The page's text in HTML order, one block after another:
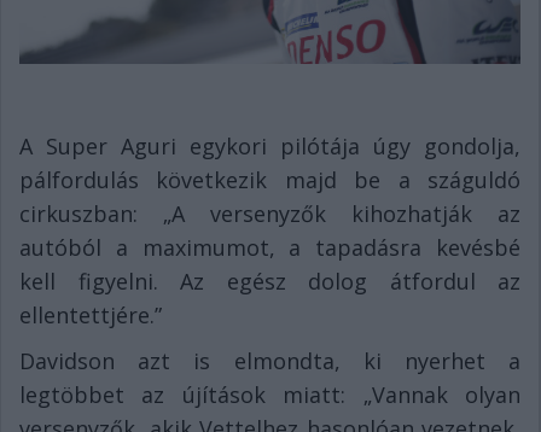
A Super Aguri egykori pilótája úgy gondolja,
pálfordulás következik majd be a száguldó
cirkuszban: „A versenyzők kihozhatják az
autóból a maximumot, a tapadásra kevésbé
kell figyelni. Az egész dolog átfordul az
ellentettjére.”
Davidson azt is elmondta, ki nyerhet a
legtöbbet az újítások miatt: „Vannak olyan